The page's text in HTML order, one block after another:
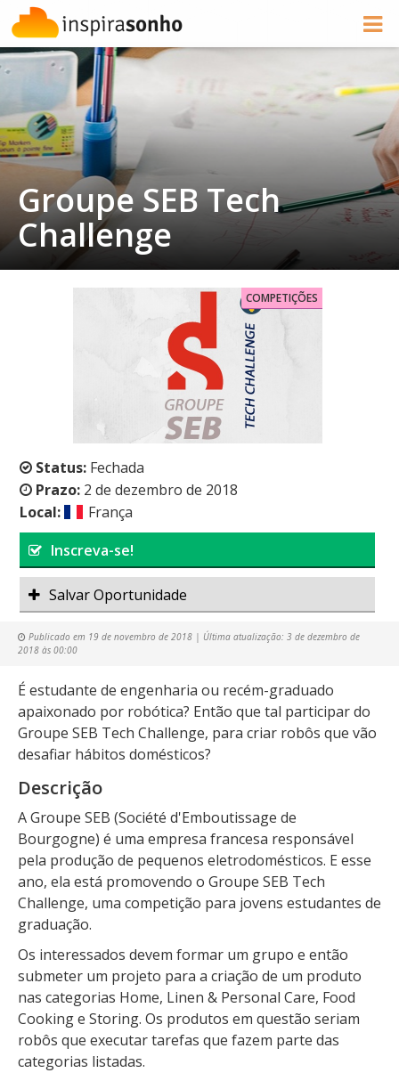
Groupe SEB Tech
Challenge
COMPETIÇÕES
Status: Fechada
Prazo: 2 de dezembro de 2018
Local:
França
Inscreva-se!
Salvar Oportunidade
Publicado em 19 de novembro de 2018 | Última atualização: 3 de dezembro de
2018 às 00:00
É estudante de engenharia ou recém-graduado
apaixonado por robótica? Então que tal participar do
Groupe SEB Tech Challenge, para criar robôs que vão
desafiar hábitos domésticos?
Descrição
A Groupe SEB (Société d'Emboutissage de
Bourgogne) é uma empresa francesa responsável
pela produção de pequenos eletrodomésticos. E esse
ano, ela está promovendo o Groupe SEB Tech
Challenge, uma competição para jovens estudantes de
graduação.
Os interessados devem formar um grupo e então
submeter um projeto para a criação de um produto
nas categorias Home, Linen & Personal Care, Food
Cooking e Storing. Os produtos em questão seriam
robôs que executar tarefas que fazem parte das
categorias listadas.